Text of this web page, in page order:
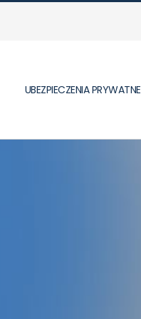
UBEZPIECZENIA PRYWATNE